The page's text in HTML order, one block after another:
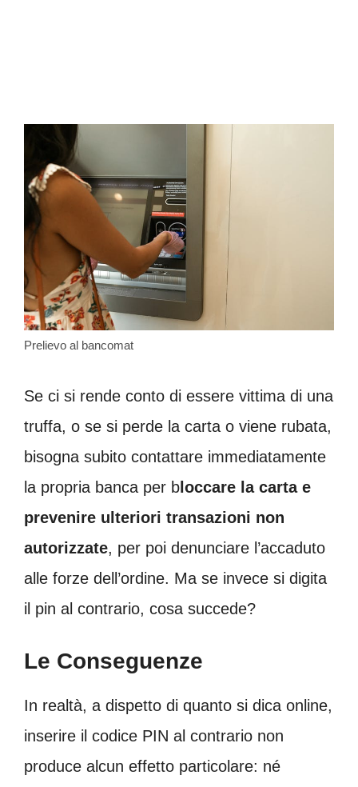
Prelievo al bancomat
Se ci si rende conto di essere vittima di una
truffa, o se si perde la carta o viene rubata,
bisogna subito contattare immediatamente
la propria banca per b loccare la carta e
prevenire ulteriori transazioni non
autorizzate, per poi denunciare l’accaduto
alle forze dell’ordine. Ma se invece si digita
il pin al contrario, cosa succede?
Le Conseguenze
In realtà, a dispetto di quanto si dica online,
inserire il codice PIN al contrario non
produce alcun effetto particolare: né